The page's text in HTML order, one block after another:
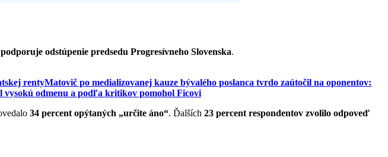
odstúpenie predsedu Progresívneho Slovenska.
rentyMatovič po medializovanej kauze bývalého poslanca tvrdo zaútočil na oponentov:
odmenu a podľa kritikov pomohol Ficovi
34 percent opýtaných „určite áno“. Ďalších 23 percent respondentov zvolilo odpoveď